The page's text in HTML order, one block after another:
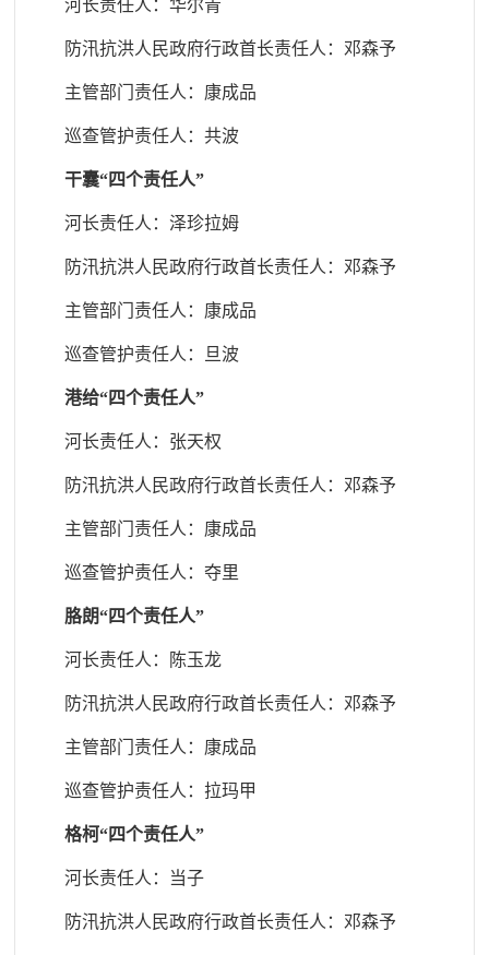
河长责任人：华尔青
防汛抗洪人民政府行政首长责任人 ：邓森予
主管部门责任人 ：康成品
巡查管护责任人 ：共波
干囊“四个责任人”
河长责任人：泽珍拉姆
防汛抗洪人民政府行政首长责任人 ：邓森予
主管部门责任人 ：康成品
巡查管护责任人 ：旦波
港给“四个责任人”
河长责任人：张天权
防汛抗洪人民政府行政首长责任人 ：邓森予
主管部门责任人 ：康成品
巡查管护责任人 ：夺里
胳朗“四个责任人”
河长责任人：陈玉龙
防汛抗洪人民政府行政首长责任人 ：邓森予
主管部门责任人 ：康成品
巡查管护责任人 ：拉玛甲
格柯“四个责任人”
河长责任人：当子
防汛抗洪人民政府行政首长责任人 ：邓森予